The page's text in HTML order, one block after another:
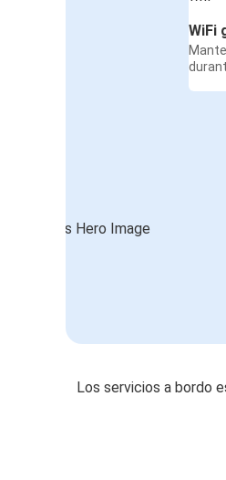
WiFi
Los servicios a bordo